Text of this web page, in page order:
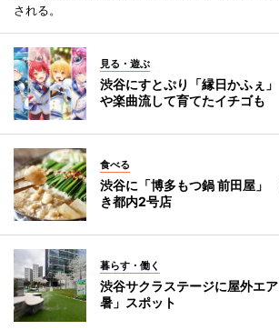
される。
見る・遊ぶ
渋谷にすとぷり「縁日かふぇ
や楽曲流して育てたイチゴも
食べる
渋谷に「博多もつ鍋 前田屋」
き都内2号店
暮らす・働く
渋谷サクラステージに屋外エ
暑」スポット